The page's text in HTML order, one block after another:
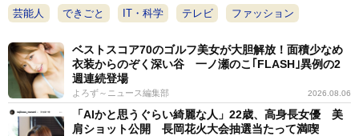
芸能人 できごと IT・科学 テレビ ファッション
ベストスコア70のゴルフ美女が大胆解放！面積少なめ
衣装からのぞく深い谷 一ノ瀬のこ｢FLASH｣異例の2
週連続登場
よろず～ニュース編集部 2026.08.06
「AIかと思うぐらい綺麗な人」22歳、高身長女優 美
肩ショット公開 長岡花火大会抽選当たって満喫